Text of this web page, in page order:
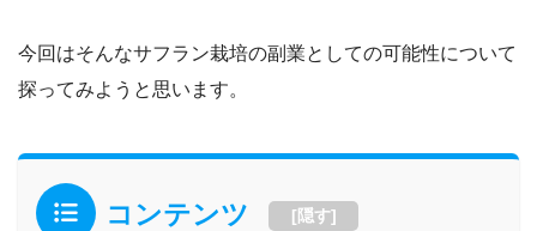
今回はそんなサフラン栽培の副業としての可能性について
探ってみようと思います。
コンテンツ [隠す]